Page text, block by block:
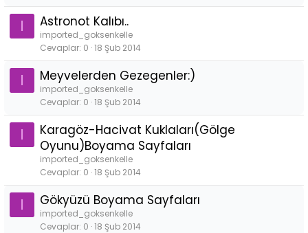
I Astronot Kalıbı..
imported_goksenkelle
Cevaplar 0 18 Şub 2014
I Meyvelerden Gezegenler:)
imported_goksenkelle
Cevaplar 0 18 Şub 2014
I
Karagöz-Hacivat Kuklaları(Gölge
Oyunu)Boyama Sayfaları
imported_goksenkelle
Cevaplar 0 18 Şub 2014
I Gökyüzü Boyama Sayfaları
imported_goksenkelle
Cevaplar 0 18 Şub 2014